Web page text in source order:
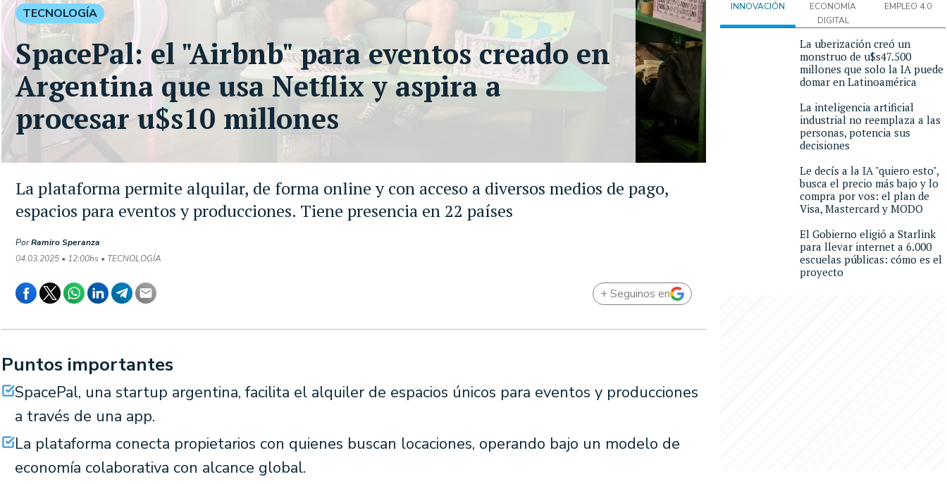
La plataforma permite alquilar, de forma online y con acceso a diversos medios de pago,
espacios para eventos y producciones. Tiene presencia en 22 países
PorRamiro Speranza
04.03.2025 • 12:00hs • TECNOLOGÍA
TECNOLOGÍA
SpacePal: el "Airbnb" para eventos creado en
Argentina que usa Netflix y aspira a
procesar u$s10 millones
+ Seguinos en
Puntos importantes
SpacePal, una startup argentina, facilita el alquiler de espacios únicos para eventos y producciones
a través de una app.
La plataforma conecta propietarios con quienes buscan locaciones, operando bajo un modelo de
economía colaborativa con alcance global.
INNOVACIÓN
ECONOMÍA
DIGITAL
EMPLEO 4.0
La uberización creó un
monstruo de u$s47.500
millones que solo la IA puede
domar en Latinoamérica
La inteligencia artificial
industrial no reemplaza a las
personas, potencia sus
decisiones
Le decís a la IA "quiero esto",
busca el precio más bajo y lo
compra por vos: el plan de
Visa, Mastercard y MODO
El Gobierno eligió a Starlink
para llevar internet a 6.000
escuelas públicas: cómo es el
proyecto